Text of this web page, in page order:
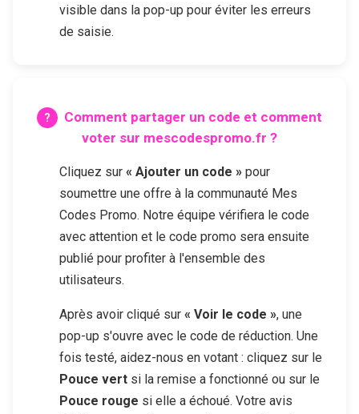
visible dans la pop-up pour éviter les erreurs
de saisie.
Comment partager un code et comment
voter sur mescodespromo.fr ?
Cliquez sur « Ajouter un code » pour
soumettre une offre à la communauté Mes
Codes Promo. Notre équipe vérifiera le code
avec attention et le code promo sera ensuite
publié pour profiter à l'ensemble des
utilisateurs.
Après avoir cliqué sur « Voir le code », une
pop-up s'ouvre avec le code de réduction. Une
fois testé, aidez-nous en votant : cliquez sur le
Pouce vert si la remise a fonctionné ou sur le
Pouce rouge si elle a échoué. Votre avis